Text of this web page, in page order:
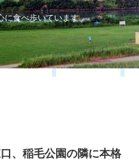
に食べ歩いています
、稲毛公園の隣に本格